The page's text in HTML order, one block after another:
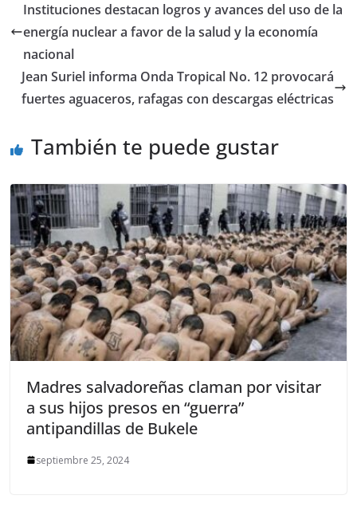
Instituciones destacan logros y avances del uso de la
energía nuclear a favor de la salud y la economía
nacional
Jean Suriel informa Onda Tropical No. 12 provocará
fuertes aguaceros, rafagas con descargas eléctricas
También te puede gustar
Madres salvadoreñas claman por visitar
a sus hijos presos en “guerra”
antipandillas de Bukele
septiembre 25, 2024